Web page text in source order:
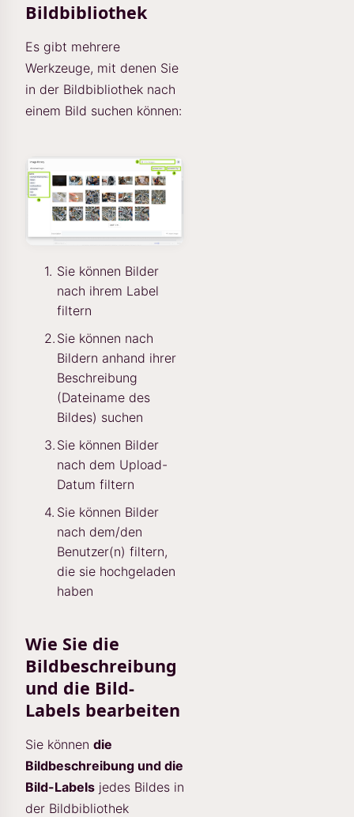
Bildbibliothek
Es gibt mehrere
Werkzeuge, mit denen Sie
in der Bildbibliothek nach
einem Bild suchen können:
Sie können Bilder
nach ihrem Label
filtern
Sie können nach
Bildern anhand ihrer
Beschreibung
(Dateiname des
Bildes) suchen
Sie können Bilder
nach dem Upload-
Datum filtern
Sie können Bilder
nach dem/den
Benutzer(n) filtern,
die sie hochgeladen
haben
Wie Sie die
Bildbeschreibung
und die Bild-
Labels bearbeiten
Sie können die
Bildbeschreibung und die
Bild-Labels jedes Bildes in
der Bildbibliothek